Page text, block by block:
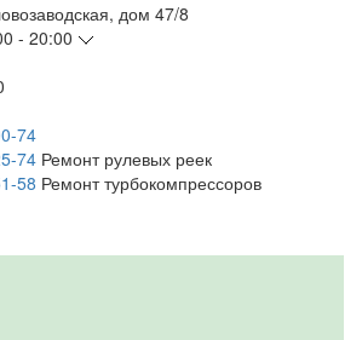
дом 47/8
- 20:00
74
74 Ремонт рулевых реек
58 Ремонт турбокомпрессоров